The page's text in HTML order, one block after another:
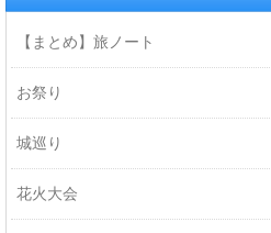
【まとめ】旅ノート
お祭り
城巡り
花火大会